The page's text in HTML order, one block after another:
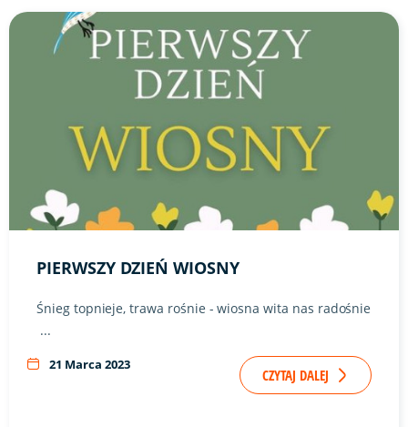
Link do artykułu "Pierwszy dzień wiosny" ze zdjęciem w tle
PIERWSZY DZIEŃ WIOSNY
Śnieg topnieje, trawa rośnie - wiosna wita nas radośnie
...
21 Marca 2023
CZYTAJ DALEJ